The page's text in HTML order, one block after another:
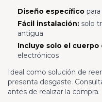
Diseño específicopara
Fácil instalación:solo
antigua
Incluye solo el cuerpo
electrónicos
Ideal como solución de
presenta desgaste.
antes de realizar la compra.